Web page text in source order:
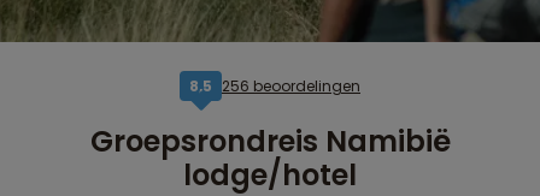
8,5 256 beoordelingen
Groepsrondreis Namibië
lodge/hotel